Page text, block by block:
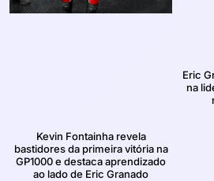
Kevin Fontainha revela
bastidores da primeira vitória na
GP1000 e destaca aprendizado
ao lado de Eric Granado
Eric
na